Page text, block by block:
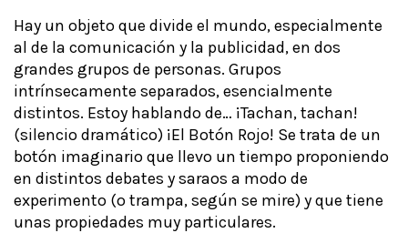
Hay un objeto que divide el mundo, especialmente
al de la comunicación y la publicidad, en dos
grandes grupos de personas. Grupos
intrínsecamente separados, esencialmente
distintos. Estoy hablando de… ¡Tachan, tachan!
(silencio dramático) ¡El Botón Rojo! Se trata de un
botón imaginario que llevo un tiempo proponiendo
en distintos debates y saraos a modo de
experimento (o trampa, según se mire) y que tiene
unas propiedades muy particulares.